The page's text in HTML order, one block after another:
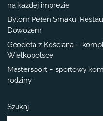
na każdej imprezie
Bytom Pełen Smaku:
Dowozem
Geodeta z Kościana –
Wielkopolsce
Mastersport – sportowy
rodziny
Szukaj